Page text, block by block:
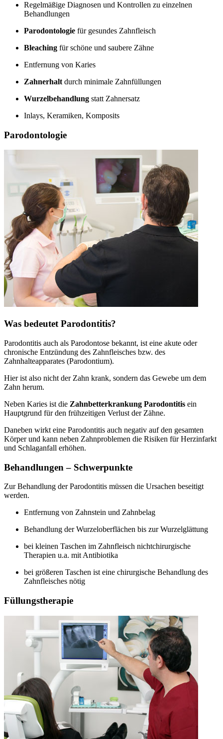
Regelmäßige Diagnosen und Kontrollen zu einzelnen
Behandlungen
Parodontologie für gesundes Zahnfleisch
Bleaching für schöne und saubere Zähne
Entfernung von Karies
Zahnerhalt durch minimale Zahnfüllungen
Wurzelbehandlung statt Zahnersatz
Inlays, Keramiken, Komposits
Parodontologie
Was bedeutet Parodontitis?
Parodontitis auch als Parodontose bekannt, ist eine akute oder
chronische Entzündung des Zahnfleisches bzw. des
Zahnhalteapparates (Parodontium).
Hier ist also nicht der Zahn krank, sondern das Gewebe um dem
Zahn herum.
Neben Karies ist die Zahnbetterkrankung Parodontitis ein
Hauptgrund für den frühzeitigen Verlust der Zähne.
Daneben wirkt eine Parodontitis auch negativ auf den gesamten
Körper und kann neben Zahnproblemen die Risiken für Herzinfarkt
und Schlaganfall erhöhen.
Behandlungen – Schwerpunkte
Zur Behandlung der Parodontitis müssen die Ursachen beseitigt
werden.
Entfernung von Zahnstein und Zahnbelag
Behandlung der Wurzeloberflächen bis zur Wurzelglättung
bei kleinen Taschen im Zahnfleisch nichtchirurgische
Therapien u.a. mit Antibiotika
bei größeren Taschen ist eine chirurgische Behandlung des
Zahnfleisches nötig
Füllungstherapie